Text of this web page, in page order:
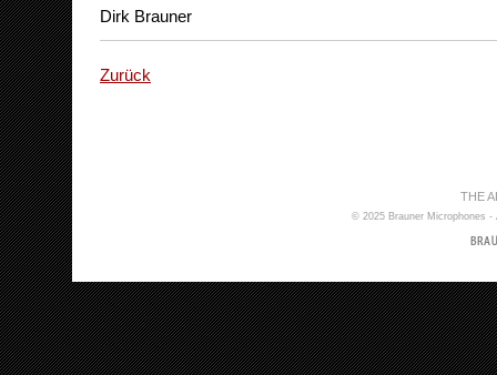
Dirk Brauner
Zurück
THE
© 2025 Brauner Microphones